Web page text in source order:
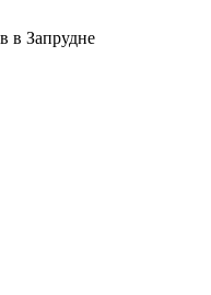
в Запрудне